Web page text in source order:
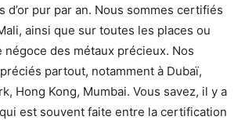
d’or pur par an. Nous sommes certifiés
ainsi que sur toutes les places ou
négoce des métaux précieux. Nos
partout, notamment à Dubaï,
Hong Kong, Mumbai. Vous savez, il y a
est souvent faite entre la certification